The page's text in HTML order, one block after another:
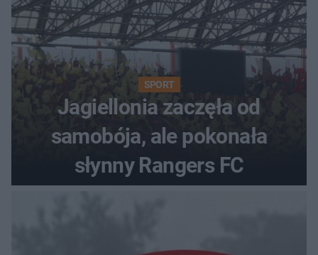
SPORT
Jagiellonia zaczęła od
samobója, ale pokonała
słynny Rangers FC